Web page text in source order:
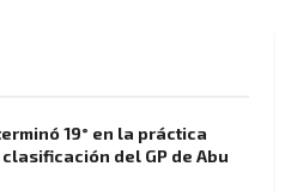
19° en la práctica
del GP de Abu